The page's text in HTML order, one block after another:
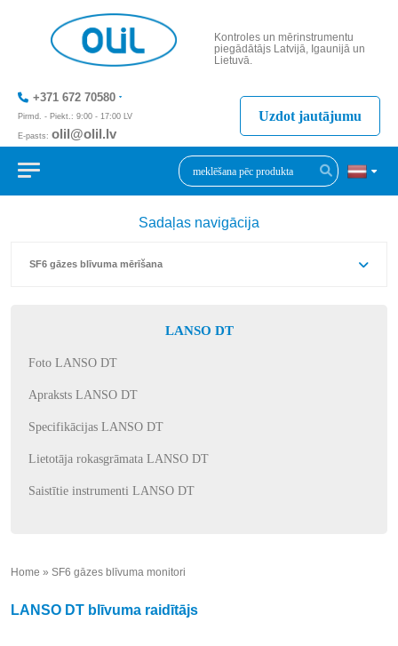
Kontroles un mērinstrumentu
piegādātājs Latvijā, Igaunijā un
Lietuvā.
+371 672 70580
Pirmd. - Piekt.: 9:00 - 17:00 LV
E-pasts: olil@olil.lv
+371 287 11411
Uzdot jautājumu
Sadaļas navigācija
SF6 gāzes blīvuma mērīšana
LANSO DT
Foto LANSO DT
Apraksts LANSO DT
Specifikācijas LANSO DT
Lietotāja rokasgrāmata LANSO DT
Saistītie instrumenti LANSO DT
Home » SF6 gāzes blīvuma monitori
LANSO DT blīvuma raidītājs